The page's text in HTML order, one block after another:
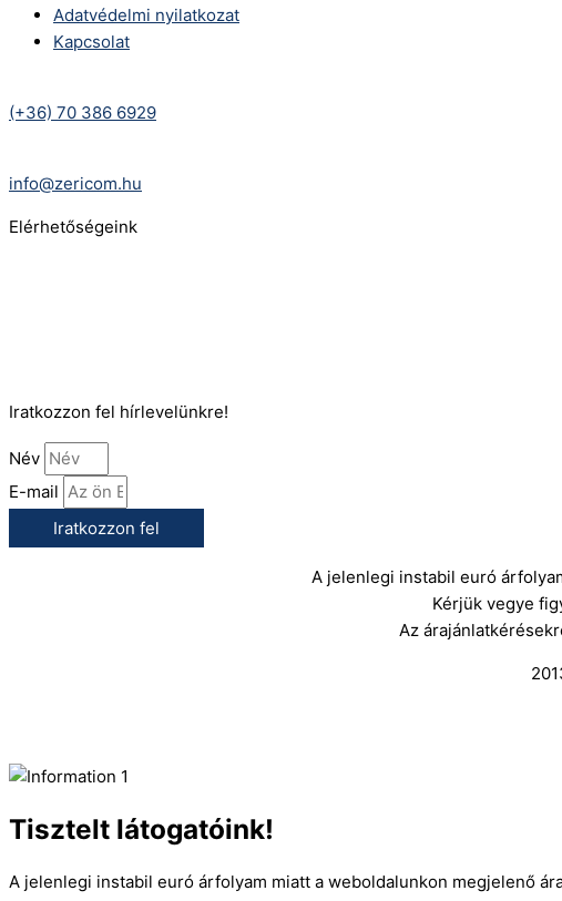
Adatvédelmi nyilatkozat
Kapcsolat
(+36) 70 386 6929
info@zericom.hu
Elérhetőségeink
Iratkozzon fel hírlevelünkre!
Név
E-mail
Iratkozzon fel
A jelenlegi instabil euró
Kérjük vegye
Az
Tisztelt látogatóink!
A jelenlegi instabil euró árfolyam miatt a weboldalunkon megjelenő